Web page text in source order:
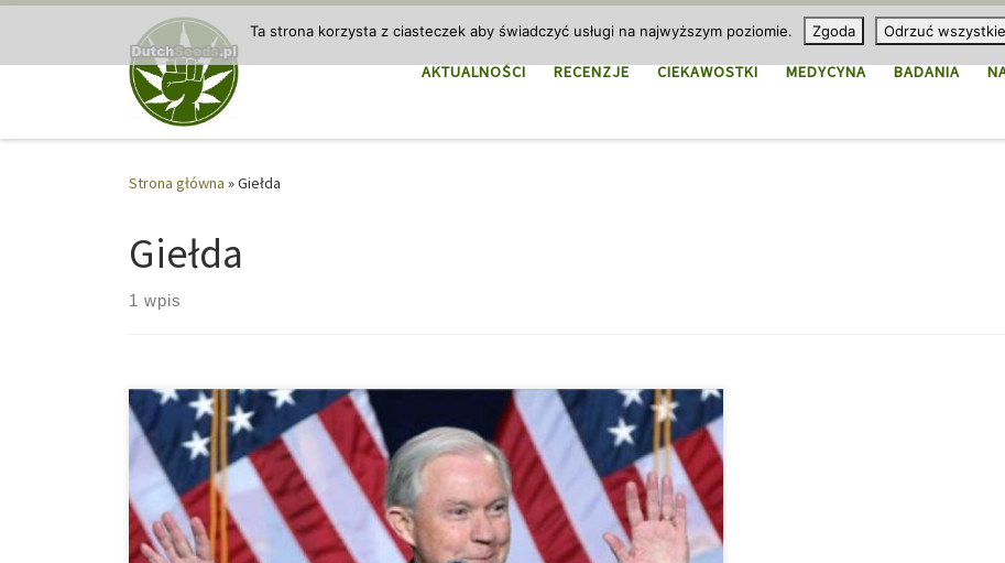
Przejdź do treści
AKTUALNOŚCI RECENZJE CIEKAWOSTKI MEDYCYNA BADANIA
Strona główna »Giełda
Giełda
1 wpis
Amerykański Minister Sprawiedliwości, który jest jednocześnie zagorzałym
przeciwnikiem marihuany, Jeff Sessions, zrezygnował ze swojej posady. „Porządni
Ta strona korzysta z ciasteczek aby świadczyć usługi na najwyższym poziomie. Zgoda Odrzuć